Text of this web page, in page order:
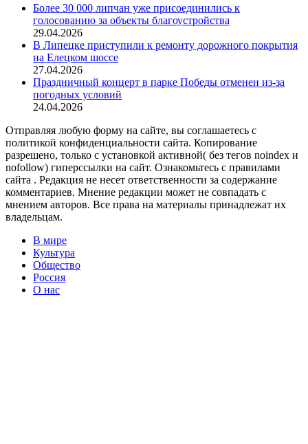
Более 30 000 липчан уже присоединились к
голосованию за объекты благоустройства
29.04.2026
В Липецке приступили к ремонту дорожного покрытия
на Елецком шоссе
27.04.2026
Праздничный концерт в парке Победы отменен из-за
погодных условий
24.04.2026
Отправляя любую форму на сайте, вы соглашаетесь с
политикой конфиденциальности сайта. Копирование
разрешено, только с установкой активной( без тегов noindex и
nofollow) гиперссылки на сайт. Ознакомьтесь с правилами
сайта . Редакция не несет ответственности за содержание
комментариев. Мнение редакции может не совпадать с
мнением авторов. Все права на материалы принадлежат их
владельцам.
В мире
Культура
Общество
Россия
О нас